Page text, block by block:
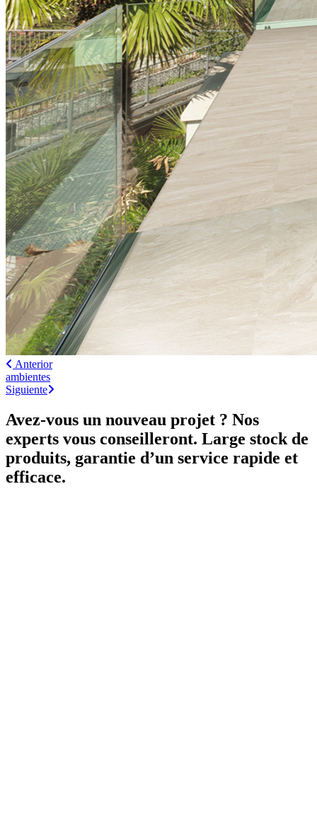
Anterior
ambientes
Siguiente
Avez-vous un nouveau projet ? Nos
experts vous conseilleront. Large stock de
produits, garantie d’un service rapide et
efficace.